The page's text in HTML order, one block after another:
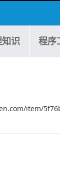
识 程序
item/